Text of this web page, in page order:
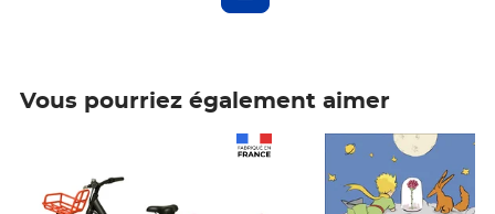
Vous pourriez également aimer
Prix 7,50€